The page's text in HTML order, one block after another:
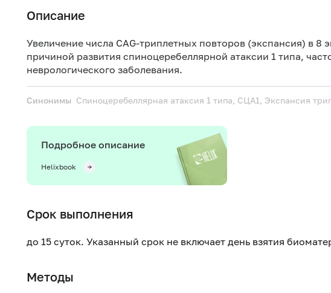
Описание
Увеличение числа CAG-триплетных повторов (экспансия) в 8
причиной развития спиноцеребеллярной атаксии 1 типа,
неврологического заболевания.
Синонимы Спиноцеребеллярная атаксия 1 типа, СЦА1, Экспансия
Подробное описание
Helixbook
Срок выполнения
до 15 суток. Указанный срок не включает день взятия
Методы